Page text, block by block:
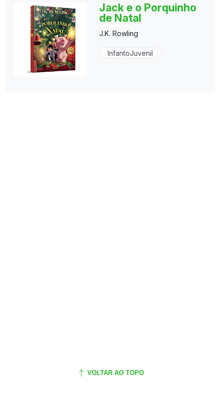
Jack e o Porquinho
de Natal
J.K. Rowling
InfantoJuvenil
VOLTAR AO TOPO